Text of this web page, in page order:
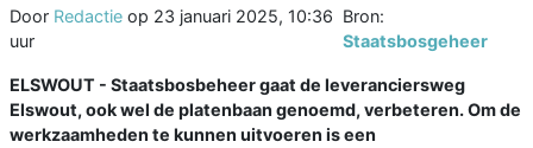
Door Redactie op 23 januari 2025, 10:36
uur
Bron:
Staatsbosgeheer
ELSWOUT - Staatsbosbeheer gaat de leveranciersweg
Elswout, ook wel de platenbaan genoemd, verbeteren. Om de
werkzaamheden te kunnen uitvoeren is een